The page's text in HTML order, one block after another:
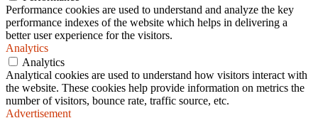
Performance cookies are used to understand and analyze the key
performance indexes of the website which helps in delivering a
better user experience for the visitors.
Analytics
Analytics
Analytical cookies are used to understand how visitors interact with
the website. These cookies help provide information on metrics the
number of visitors, bounce rate, traffic source, etc.
Advertisement